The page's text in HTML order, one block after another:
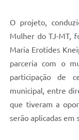
O projeto,
Mulher do TJ-MT,
Maria Erotides
parceria com o
participação de
municipal, entre
que tiveram a
serão aplicadas em